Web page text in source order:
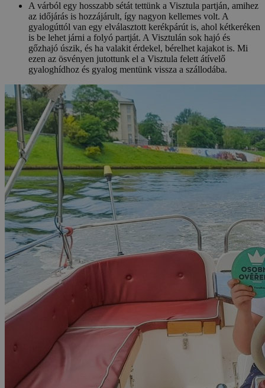
A várból egy hosszabb sétát tettünk a Visztula partján, amihez
az időjárás is hozzájárult, így nagyon kellemes volt. A
gyalogúttól van egy elválasztott kerékpárút is, ahol kétkeréken
is be lehet járni a folyó partját. A Visztulán sok hajó és
gőzhajó úszik, és ha valakit érdekel, bérelhet kajakot is. Mi
ezen az ösvényen jutottunk el a Visztula felett átívelő
gyaloghídhoz és gyalog mentünk vissza a szállodába.